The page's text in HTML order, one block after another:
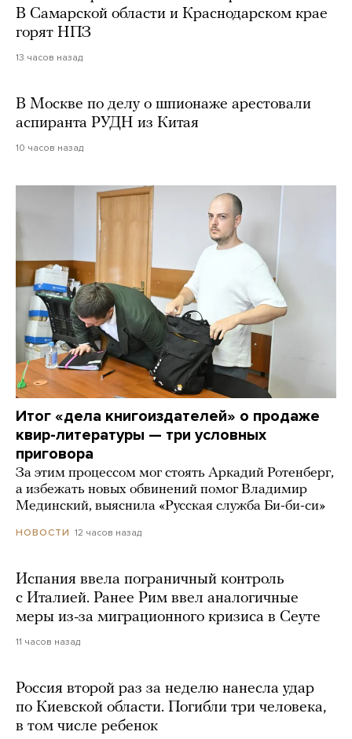
В Самарской области и Краснодарском крае
горят НПЗ
13 часов назад
В Москве по делу о шпионаже арестовали
аспиранта РУДН из Китая
10 часов назад
Итог «дела книгоиздателей» о продаже
квир-литературы — три условных
приговора
За этим процессом мог стоять Аркадий Ротенберг,
а избежать новых обвинений помог Владимир
Мединский, выяснила «Русская служба Би-би-си»
НОВОСТИ 12 часов назад
Испания ввела пограничный контроль
с Италией. Ранее Рим ввел аналогичные
меры из-за миграционного кризиса в Сеуте
11 часов назад
Россия второй раз за неделю нанесла удар
по Киевской области. Погибли три человека,
в том числе ребенок